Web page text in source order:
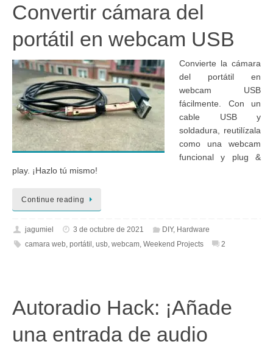
Convertir cámara del
portátil en webcam USB
Convierte la cámara
del portátil en
webcam USB
fácilmente. Con un
cable USB y
soldadura, reutilízala
como una webcam
funcional y plug &
play. ¡Hazlo tú mismo!
Continue reading
jagumiel 3 de octubre de 2021 DIY, Hardware
camara web, portátil , usb, webcam, Weekend Projects 2
Autoradio Hack: ¡Añade
una entrada de audio